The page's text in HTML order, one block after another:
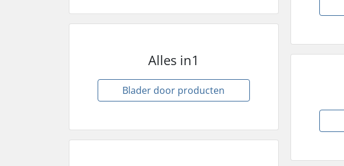
Alles in1
Blader door producten